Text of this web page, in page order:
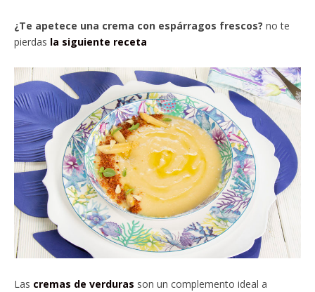
¿Te apetece una crema con espárragos frescos? no te
pierdas la siguiente receta
Las cremas de verduras son un complemento ideal a